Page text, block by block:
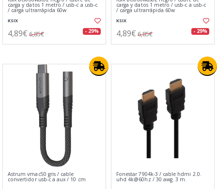
carga y datos 1 metro / usb-c a usb-c
/ carga ultrarrápida 60w
KSIX
4,89€ 6,85€ - 29%
carga y datos 1 metro / usb-c a usb-c
/ carga ultrarrápida 60w
KSIX
4,89€ 6,85€ - 29%
Astrum vmac50 gris / cable
convertidor usb-c a aux / 10 cm
Fonestar 7904k-3 / cable hdmi 2.0.
uhd 4k@60hz / 30 awg. 3 m.